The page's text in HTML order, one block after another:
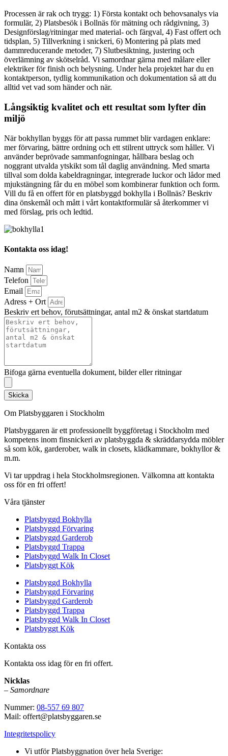
Processen är rak och trygg: 1) Första kontakt och behovsanalys via
formulär, 2) Platsbesök i Bollnäs för mätning och rådgivning, 3)
Designförslag/ritningar med material- och färgval, 4) Fast offert och
tidsplan, 5) Tillverkning i snickeri, 6) Montering på plats med
dammreducerande metoder, 7) Slutbesiktning, justering och
överlämning av skötselråd. Vi samordnar gärna med målare eller
elektriker för finish och belysning. Under hela projektet har du en
kontaktperson, tydlig kommunikation och dokumentation så att du
alltid vet vad som händer och när.
Långsiktig kvalitet och ett resultat som lyfter din
miljö
När bokhyllan byggs för att passa rummet blir vardagen enklare:
mer förvaring, bättre ordning och ett stilrent uttryck som håller. Vi
använder beprövade sammanfogningar, hållbara beslag och
noggrant utvalda ytskikt som tål daglig användning. Med smarta
tillval som dolda kabeldragningar, integrerade luckor och lådor med
mjukstängning får du en möbel som kombinerar funktion och form.
Vill du få en offert för en platsbyggd bokhylla i Bollnäs? Beskriv
dina önskemål och mått i vårt kontaktformulär så återkommer vi
med förslag, pris och ledtid.
Kontakta oss idag!
Namn
Telefon
Email
Adress + Ort
Beskriv ert behov, förutsättningar, antal m2 & önskat startdatum
Bifoga gärna eventuella dokument, bilder eller ritningar
Skicka
Om Platsbyggaren i Stockholm
Platsbyggaren är ett professionellt byggföretag i Stockholm med
kompetens inom finsnickeri av platsbyggda & skräddarsydda möbler
så som kök, garderober, walk in closets, klädkammare, bokhyllor &
m.m.
Vi tar uppdrag i hela Stockholmsregionen. Välkomna att kontakta
oss för en fri offert!
Våra tjänster
Platsbyggd Bokhylla
Platsbyggd Förvaring
Platsbyggd Garderob
Platsbyggd Trappa
Platsbyggd Walk In Closet
Platsbyggt Kök
Platsbyggd Bokhylla
Platsbyggd Förvaring
Platsbyggd Garderob
Platsbyggd Trappa
Platsbyggd Walk In Closet
Platsbyggt Kök
Kontakta oss
Kontakta oss idag för en fri offert.
Nicklas
– Samordnare
Nummer: 08-557 69 807
Mail: offert@platsbyggaren.se
Integritetspolicy
Vi utför Platsbyggnation över hela Sverige: